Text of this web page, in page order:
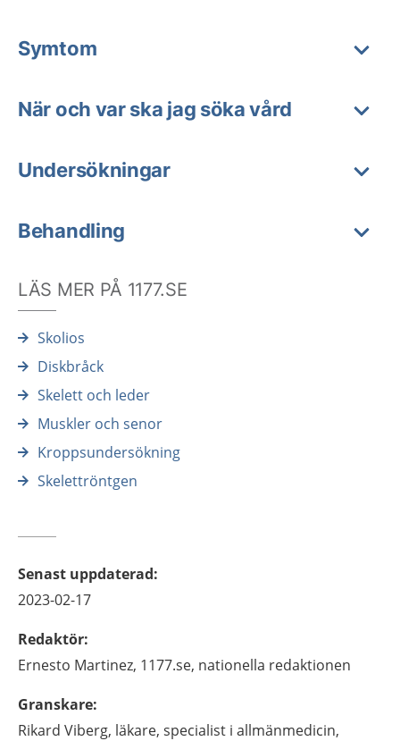
Symtom
När och var ska jag söka vård
Undersökningar
Behandling
LÄS MER PÅ 1177.SE
Skolios
Diskbråck
Skelett och leder
Muskler och senor
Kroppsundersökning
Skelettröntgen
Senast uppdaterad:
2023-02-17
Redaktör:
Ernesto Martinez, 1177.se, nationella redaktionen
Granskare:
Rikard Viberg, läkare, specialist i allmänmedicin,